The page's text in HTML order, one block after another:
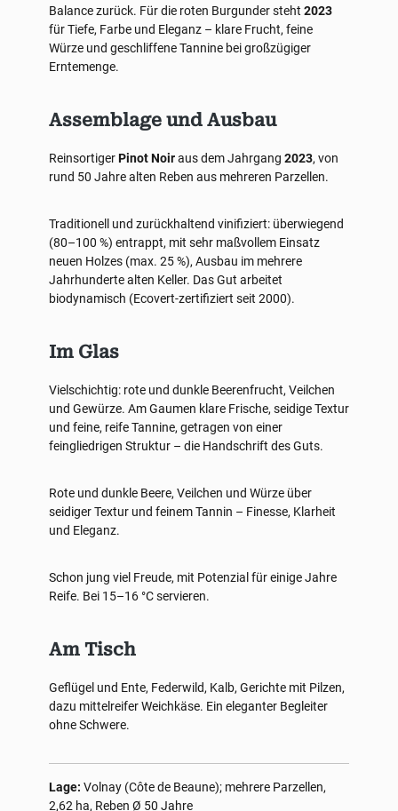
Balance zurück. Für die roten Burgunder steht 2023
für Tiefe, Farbe und Eleganz – klare Frucht, feine
Würze und geschliffene Tannine bei großzügiger
Erntemenge.
Assemblage und Ausbau
ReinsortigerPinot Noiraus dem Jahrgang 2023, von
rund 50 Jahre alten Reben aus mehreren Parzellen.
Traditionell und zurückhaltend vinifiziert: überwiegend
(80–100 %) entrappt, mit sehr maßvollem Einsatz
neuen Holzes (max. 25 %), Ausbau im mehrere
Jahrhunderte alten Keller. Das Gut arbeitet
biodynamisch (Ecovert-zertifiziert seit 2000).
Im Glas
Vielschichtig: rote und dunkle Beerenfrucht, Veilchen
und Gewürze. Am Gaumen klare Frische, seidige Textur
und feine, reife Tannine, getragen von einer
feingliedrigen Struktur – die Handschrift des Guts.
Rote und dunkle Beere, Veilchen und Würze über
seidiger Textur und feinem Tannin – Finesse, Klarheit
und Eleganz.
Schon jung viel Freude, mit Potenzial für einige Jahre
Reife. Bei 15–16 °C servieren.
Am Tisch
Geflügel und Ente, Federwild, Kalb, Gerichte mit Pilzen,
dazu mittelreifer Weichkäse. Ein eleganter Begleiter
ohne Schwere.
Lage: Volnay (Côte de Beaune); mehrere Parzellen,
2,62 ha, Reben Ø 50 Jahre